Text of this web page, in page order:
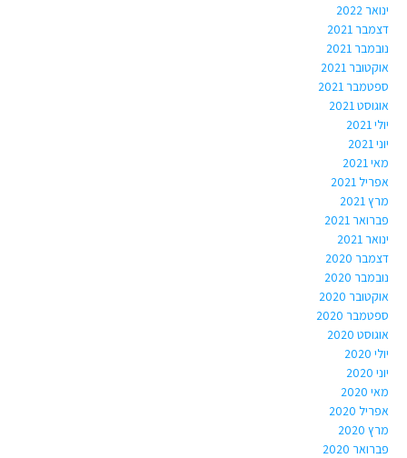
ינואר 2022
דצמבר 2021
נובמבר 2021
אוקטובר 2021
ספטמבר 2021
אוגוסט 2021
יולי 2021
יוני 2021
מאי 2021
אפריל 2021
מרץ 2021
פברואר 2021
ינואר 2021
דצמבר 2020
נובמבר 2020
אוקטובר 2020
ספטמבר 2020
אוגוסט 2020
יולי 2020
יוני 2020
מאי 2020
אפריל 2020
מרץ 2020
פברואר 2020